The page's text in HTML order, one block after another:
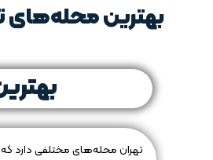
بهترین محله‌های
تهران محله‌های مختلفی دارد